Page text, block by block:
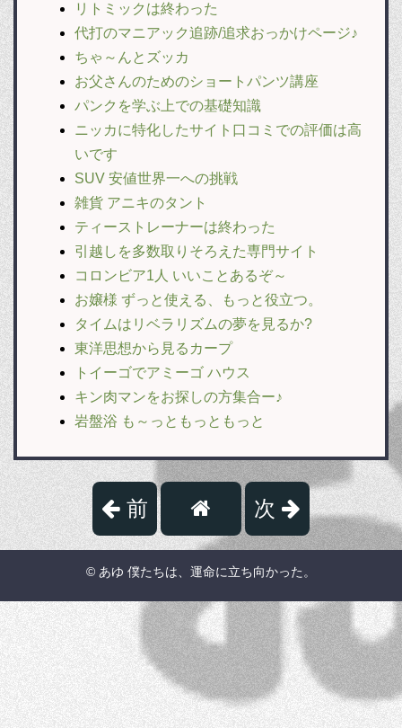
リトミックは終わった
代打のマニアック追跡/追求おっかけページ♪
ちゃ～んとズッカ
お父さんのためのショートパンツ講座
パンクを学ぶ上での基礎知識
ニッカに特化したサイト口コミでの評価は高
いです
SUV 安値世界一への挑戦
雑貨 アニキのタント
ティーストレーナーは終わった
引越しを多数取りそろえた専門サイト
コロンビア1人 いいことあるぞ～
お嬢様 ずっと使える、もっと役立つ。
タイムはリベラリズムの夢を見るか?
東洋思想から見るカープ
トイーゴでアミーゴ ハウス
キン肉マンをお探しの方集合ー♪
岩盤浴 も～っともっともっと
前 次
© あゆ 僕たちは、運命に立ち向かった。